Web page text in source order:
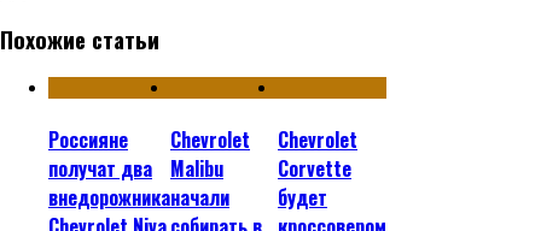
Похожие статьи
Россияне
получат два
внедорожника
Chevrolet
Malibu
начали
Chevrolet
Corvette
будет